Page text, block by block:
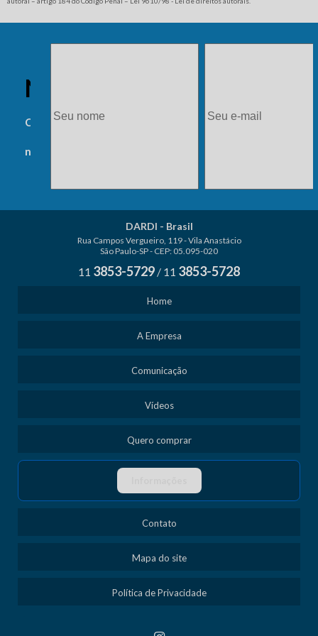
NEWSLETTER
Cadastre-se e receba
novidades.
DARDI - Brasil
Rua Campos Vergueiro, 119 - Vila Anastácio
São Paulo-SP - CEP: 05.095-020
11 3853-5729 / 11 3853-5728
Home
A Empresa
Comunicação
Vídeos
Quero comprar
Contato
Mapa do site
Política de Privacidade